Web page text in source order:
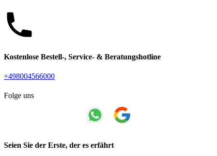
Kostenlose Bestell-, Service- & Beratungshotline
+498004566000
Folge uns
Seien Sie der Erste, der es erfährt